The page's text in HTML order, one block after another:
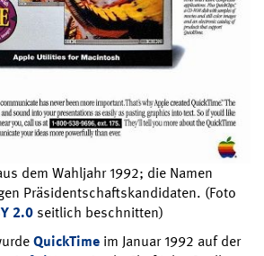
dem Wahljahr 1992; die Namen
Präsidentschaftskandidaten. (Foto
2.0 seitlich beschnitten)
QuickTime im Januar 1992 auf der